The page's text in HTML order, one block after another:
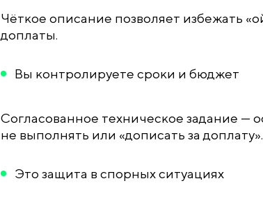
Чёткое описание позволяет избежать
доплаты.
Вы контролируете сроки и бюджет
Согласованное техническое задание —
не выполнять или «дописать за доплату».
Это защита в спорных ситуациях